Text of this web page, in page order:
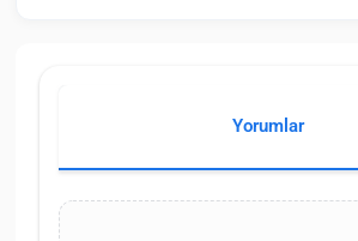
Yorumlar